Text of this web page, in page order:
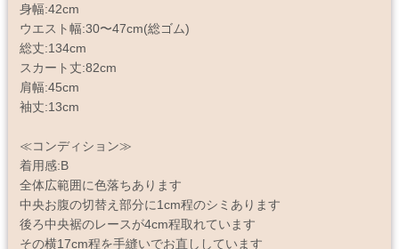
身幅:42cm
ウエスト幅:30〜47cm(総ゴム)
総丈:134cm
スカート丈:82cm
肩幅:45cm
袖丈:13cm
≪コンディション≫
着用感:B
全体広範囲に色落ちあります
中央お腹の切替え部分に1cm程のシミあります
後ろ中央裾のレースが4cm程取れています
その横17cm程を手縫いでお直ししています